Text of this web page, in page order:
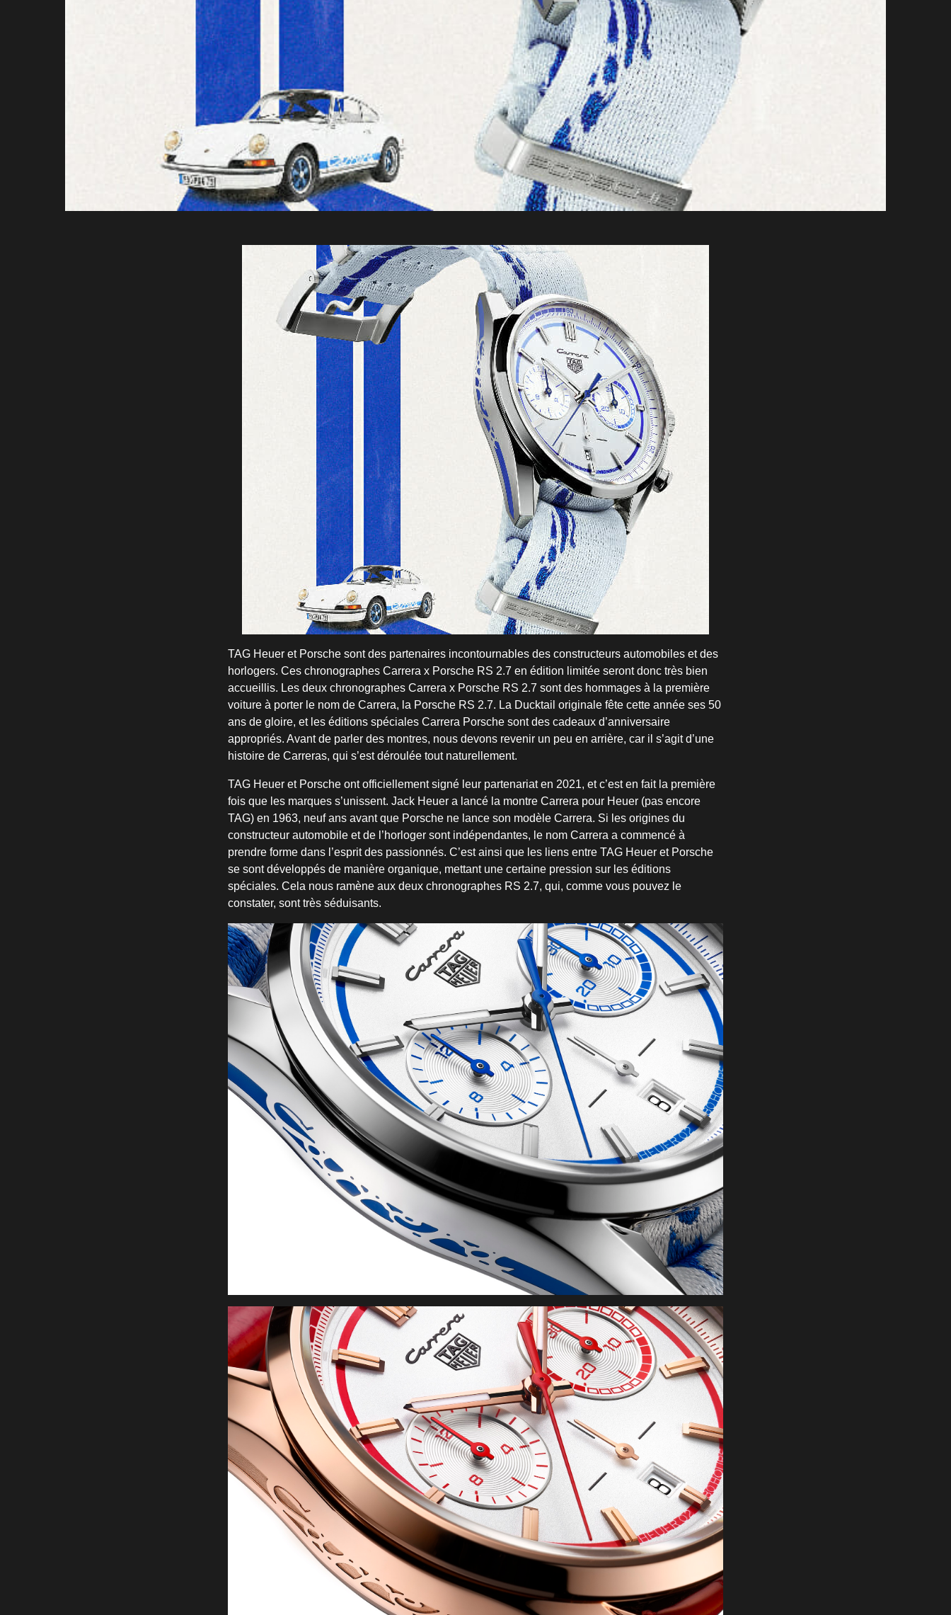
TAG Heuer et Porsche sont des partenaires incontournables des constructeurs automobiles et des
horlogers. Ces chronographes Carrera x Porsche RS 2.7 en édition limitée seront donc très bien
accueillis. Les deux chronographes Carrera x Porsche RS 2.7 sont des hommages à la première
voiture à porter le nom de Carrera, la Porsche RS 2.7. La Ducktail originale fête cette année ses 50
ans de gloire, et les éditions spéciales Carrera Porsche sont des cadeaux d’anniversaire
appropriés. Avant de parler des montres, nous devons revenir un peu en arrière, car il s’agit d’une
histoire de Carreras, qui s’est déroulée tout naturellement.
TAG Heuer et Porsche ont officiellement signé leur partenariat en 2021, et c’est en fait la première
fois que les marques s’unissent. Jack Heuer a lancé la montre Carrera pour Heuer (pas encore
TAG) en 1963, neuf ans avant que Porsche ne lance son modèle Carrera. Si les origines du
constructeur automobile et de l’horloger sont indépendantes, le nom Carrera a commencé à
prendre forme dans l’esprit des passionnés. C’est ainsi que les liens entre TAG Heuer et Porsche
se sont développés de manière organique, mettant une certaine pression sur les éditions
spéciales. Cela nous ramène aux deux chronographes RS 2.7, qui, comme vous pouvez le
constater, sont très séduisants.